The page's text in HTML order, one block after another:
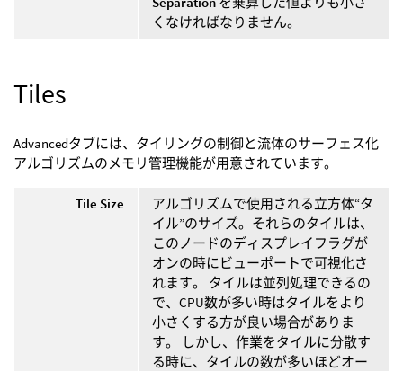
くなければなりません。
Tiles
Advancedタブには、タイリングの制御と流体のサーフェス化
アルゴリズムのメモリ管理機能が用意されています。
Tile Size
アルゴリズムで使用される立方体“タ
イル”のサイズ。それらのタイルは、
このノードのディスプレイフラグが
オンの時にビューポートで可視化さ
れます。 タイルは並列処理できるの
で、CPU数が多い時はタイルをより
小さくする方が良い場合がありま
す。 しかし、作業をタイルに分散す
る時に、タイルの数が多いほどオー